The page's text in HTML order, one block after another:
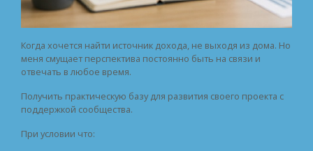
Когда хочется найти источник дохода, не выходя из дома. Но
меня смущает перспектива постоянно быть на связи и
отвечать в любое время.
Получить практическую базу для развития своего проекта с
поддержкой сообщества.
При условии что: